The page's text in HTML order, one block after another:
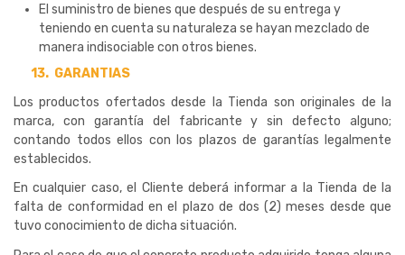
El suministro de bienes que después de su entrega y
teniendo en cuenta su naturaleza se hayan mezclado de
manera indisociable con otros bienes.
13. GARANTIAS
Los productos ofertados desde la Tienda son originales de la
marca, con garantía del fabricante y sin defecto alguno;
contando todos ellos con los plazos de garantías legalmente
establecidos.
En cualquier caso, el Cliente deberá informar a la Tienda de la
falta de conformidad en el plazo de dos (2) meses desde que
tuvo conocimiento de dicha situación.